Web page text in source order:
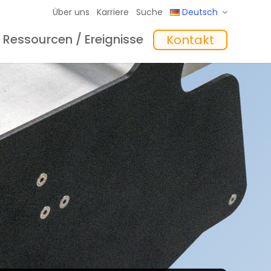
Über uns Karriere Suche Deutsch
Ressourcen / Ereignisse
Kontakt